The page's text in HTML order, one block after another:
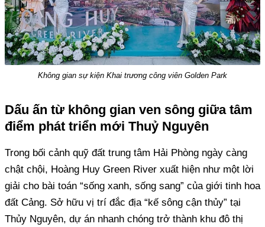
Không gian sự kiện Khai trương công viên Golden Park
Dấu ấn từ không gian ven sông giữa tâm
điểm phát triển mới Thuỷ Nguyên
Trong bối cảnh quỹ đất trung tâm Hải Phòng ngày càng
chật chội, Hoàng Huy Green River xuất hiện như một lời
giải cho bài toán “sống xanh, sống sang” của giới tinh hoa
đất Cảng. Sở hữu vị trí đắc địa “kế sông cận thủy” tại
Thủy Nguyên, dự án nhanh chóng trở thành khu đô thị